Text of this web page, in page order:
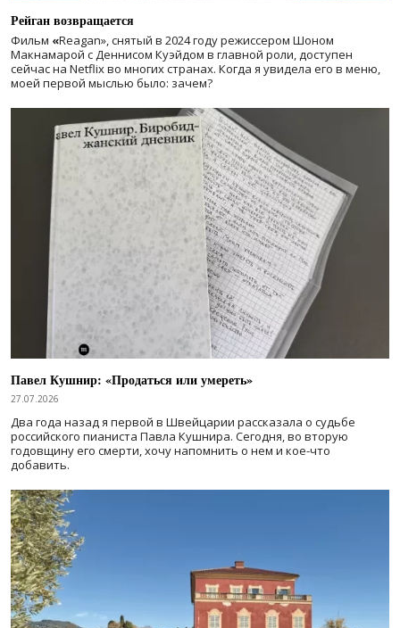
Рейган возвращается
Фильм «Reagan», снятый в 2024 годурежиссером Шоном
Макнамарой с Деннисом Куэйдом в главной роли, доступен
сейчас на Netflix во многих странах. Когда я увидела его в меню,
моей первой мыслью было: зачем?
Павел Кушнир: «Продаться или умереть»
27.07.2026
Два года назад я первой в Швейцарии рассказала о судьбе
российского пианиста Павла Кушнира. Сегодня, во вторую
годовщину его смерти, хочу напомнить о нем и кое-что
добавить.